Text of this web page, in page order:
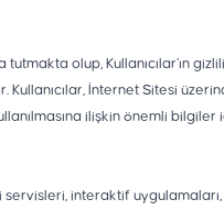
olup, Kullanıcılar’ın
İnternet Sitesi
ilişkin önemli bilgiler
interaktif